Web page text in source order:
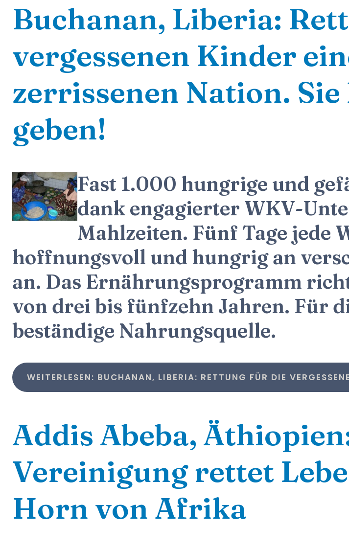
Buchanan, Liberia:
vergessenen Kinder
zerrissenen Nation. Sie
geben!
Fast 1.000 hungrige und
dank engagierter WKV-
Mahlzeiten. Fünf Tage jede
hoffnungsvoll und hungrig an
an. Das Ernährungsprogramm
von drei bis fünfzehn Jahren. Für
beständige Nahrungsquelle.
WEITERLESEN: BUCHANAN, LIBERIA: RETTUNG FÜR DIE
Addis Abeba,
Vereinigung rettet
Horn von Afrika